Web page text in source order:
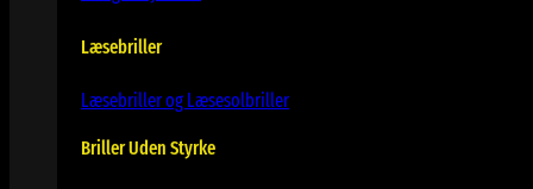
Læsebriller
Læsebriller og Læsesolbriller
Briller Uden Styrke